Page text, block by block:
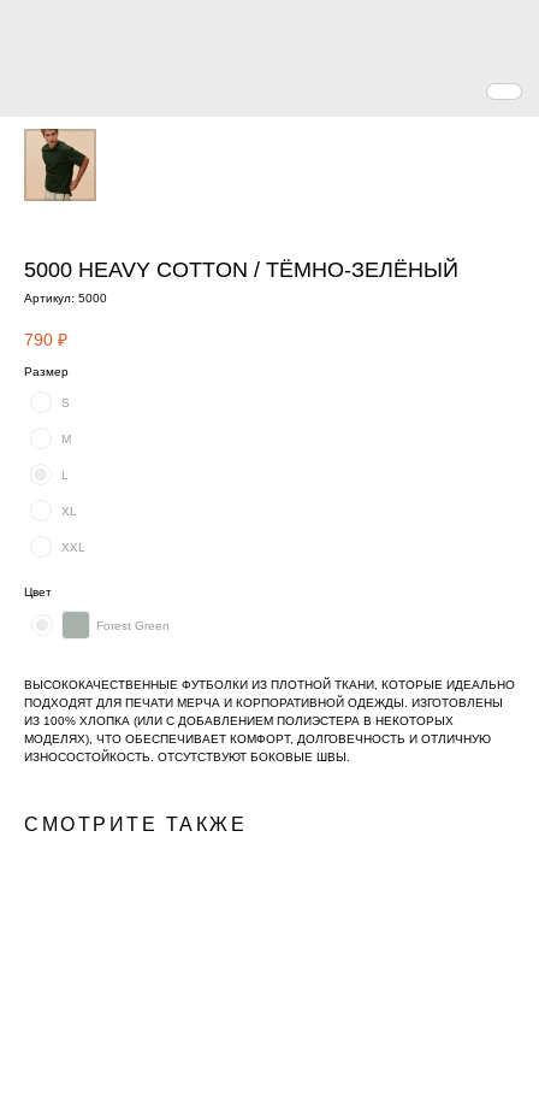
5000 HEAVY COTTON / ТЁМНО-ЗЕЛЁНЫЙ
Артикул: 5000
790 ₽
Размер
S
M
L
XL
XXL
Цвет
Forest Green
ВЫСОКОКАЧЕСТВЕННЫЕ ФУТБОЛКИ ИЗ ПЛОТНОЙ ТКАНИ, КОТОРЫЕ ИДЕАЛЬНО
ПОДХОДЯТ ДЛЯ ПЕЧАТИ МЕРЧА И КОРПОРАТИВНОЙ ОДЕЖДЫ. ИЗГОТОВЛЕНЫ
ИЗ 100% ХЛОПКА (ИЛИ С ДОБАВЛЕНИЕМ ПОЛИЭСТЕРА В НЕКОТОРЫХ
МОДЕЛЯХ), ЧТО ОБЕСПЕЧИВАЕТ КОМФОРТ, ДОЛГОВЕЧНОСТЬ И ОТЛИЧНУЮ
ИЗНОСОСТОЙКОСТЬ. ОТСУТСТВУЮТ БОКОВЫЕ ШВЫ.
СМОТРИТЕ ТАКЖЕ